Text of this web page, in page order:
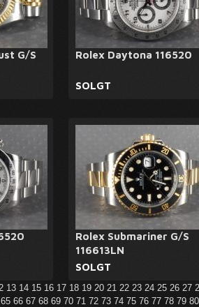
G/S
Rolex Daytona 116520
SOLGT
Rolex Submariner G/S
116613LN
SOLGT
13 14 15 16 17 18 19 20 21 22 23 24 25 26 27
65 66 67 68 69 70 71 72 73 74 75 76 77 78 79